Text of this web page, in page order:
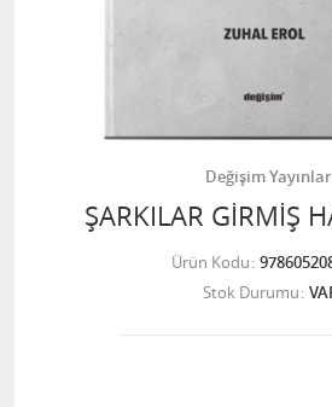
Değişim
ŞARKILAR GİRMİŞ
Ürün Kodu
Stok Durumu